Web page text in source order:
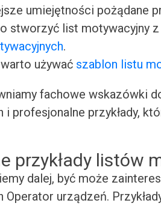
umiejętności pożądane
stworzyć list motywacyjny
.
używać szablon listu
fachowe wskazówki
i profesjonalne przykłady,
przykłady listów
dalej, być może
Operator urządzeń.